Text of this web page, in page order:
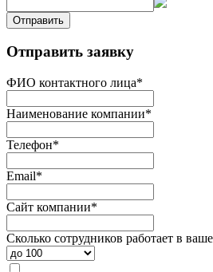
Отправить
Отправить заявку
ФИО контактного лица*
Наименование компании*
Телефон*
Email*
Сайт компании*
Сколько сотрудников работает в